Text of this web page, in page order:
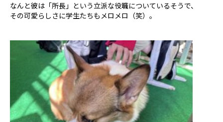
なんと彼は「所長」という立派な役職についているそうで、
その可愛らしさに学生たちもメロメロ（笑）。